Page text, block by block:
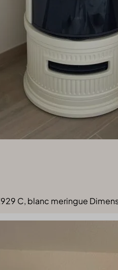
C, blanc meringue